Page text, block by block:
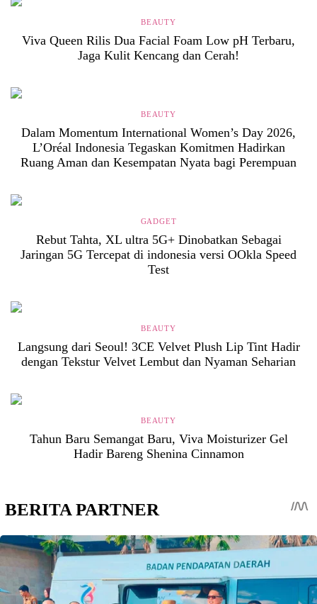
BEAUTY
Viva Queen Rilis Dua Facial Foam Low pH Terbaru,
Jaga Kulit Kencang dan Cerah!
BEAUTY
Dalam Momentum International Women’s Day 2026,
L’Oréal Indonesia Tegaskan Komitmen Hadirkan
Ruang Aman dan Kesempatan Nyata bagi Perempuan
GADGET
Rebut Tahta, XL ultra 5G+ Dinobatkan Sebagai
Jaringan 5G Tercepat di indonesia versi OOkla Speed
Test
BEAUTY
Langsung dari Seoul! 3CE Velvet Plush Lip Tint Hadir
dengan Tekstur Velvet Lembut dan Nyaman Seharian
BEAUTY
Tahun Baru Semangat Baru, Viva Moisturizer Gel
Hadir Bareng Shenina Cinnamon